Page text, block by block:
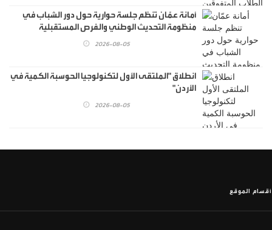
أمانة عمّان تنظم جلسة حوارية حول دور الشباب في
منظومة التحديث الوطني والفرص المستقبلية
2026-08-05
انطلاق "الملتقى الأول لتكنولوجيا الحوسبة الكمية في
الأردن"
2026-08-05
أقسام الموقع